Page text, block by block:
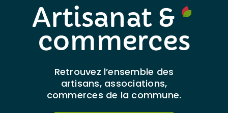
Artisanat &
commerces
Retrouvez l’ensemble des
artisans, associations,
commerces de la commune.